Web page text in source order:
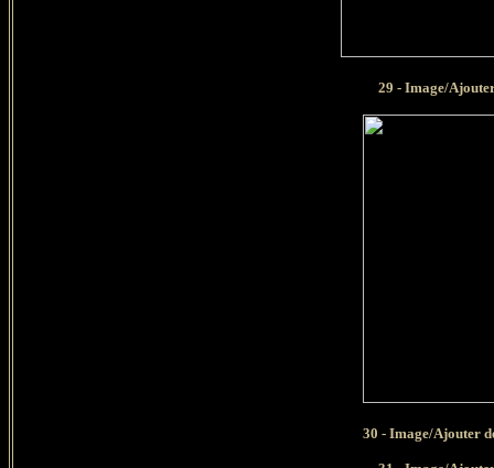
29 - Image/
30 - Image/Ajouter